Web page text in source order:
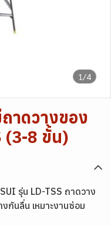
1/4
าดวางของ
(3-8 ขั้น)
รุ่น LD-TSS ถาดวาง
กันลื่น เหมาะงานซ่อม